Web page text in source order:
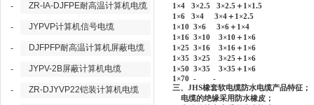
- ZR-IA-DJFPE耐高温计算机电缆
- JYPVP计算机信号电缆
- DJFPFP耐高温计算机屏蔽电缆
- JYPV-2B屏蔽计算机电缆
- ZR-DJYVP22铠装计算机电缆
1×4 3×2.5 3×2.5 ＋ 1×1.5
1×6 3×4 3×4＋ 1×2.5
1×10 3×6 3×6＋ 1×4
1×16 3×10 3×10 ＋ 1×6
1×25 3×16 3×16＋ 1×6
1×35 3×25 3×25 ＋ 1×6
1×50 3×35 3×35 ＋ 1×6
1×70 - -
三、 JHS橡套软电缆防水电缆产品特征；
电缆的绝缘采用防水橡皮；